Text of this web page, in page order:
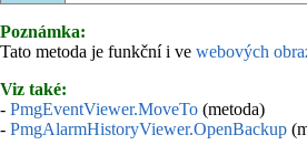
Poznámka:
Tato metoda je funkční i ve webových
Viz také:
- PmgEventViewer.MoveTo (metoda)
- PmgAlarmHistoryViewer.OpenBackup